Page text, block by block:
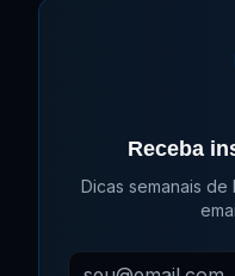
Receba
Dicas semanais